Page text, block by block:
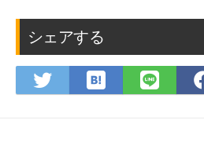
シェアする
Twitter
で
は
て
で